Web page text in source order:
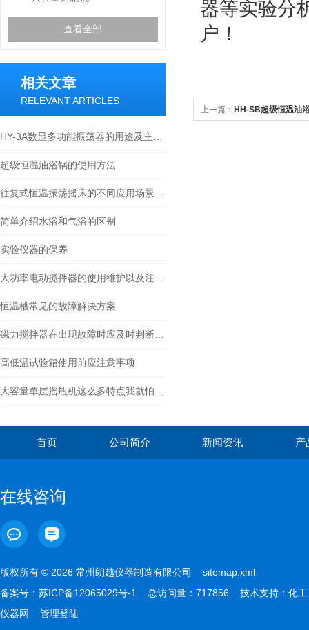
查看全部
相关文章
RELEVANT ARTICLES
超级恒温油浴锅的使用方法
简单介绍水浴和气浴的区别
实验仪器的保养
恒温槽常见的故障解决方案
高低温试验箱使用前应注意事项
器等实验分
户！
上一篇： HH-SB超级恒温油
首页 公司简介 新闻资讯 产
在线咨询
版权所有 © 2026 常州朗越仪器制造有限公司 sitemap.xml
备案号： 苏ICP备12065029号-1 总访问量：717856 技术支持： 化工
仪器网
管理登陆